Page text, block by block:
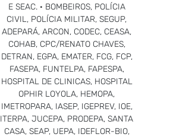
E SEAC. · BOMBEIROS, POLÍCIA
CIVIL, POLÍCIA MILITAR, SEGUP,
ADEPARÁ, ARCON, CODEC, CEASA,
COHAB, CPC/RENATO CHAVES,
DETRAN, EGPA, EMATER, FCG, FCP,
FASEPA, FUNTELPA, FAPESPA,
HOSPITAL DE CLINICAS, HOSPITAL
OPHIR LOYOLA, HEMOPA,
IMETROPARA, IASEP, IGEPREV, IOE,
ITERPA, JUCEPA, PRODEPA, SANTA
CASA, SEAP, UEPA, IDEFLOR-BIO,